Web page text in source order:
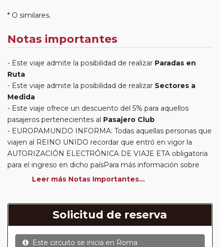
* O similares.
Notas importantes
Este viaje admite la posibilidad de realizar Paradas en
Ruta
Este viaje admite la posibilidad de realizar Sectores a
Medida
Este viaje ofrece un descuento del 5% para aquellos
pasajeros pertenecientes al Pasajero Club
EUROPAMUNDO INFORMA: Todas aquellas personas que
viajen al REINO UNIDO recordar que entró en vigor la
AUTORIZACIÓN ELECTRÓNICA DE VIAJE ETA obligatoria
para el ingreso en dicho paísPara más información sobre
este requisito y cómo realizar su solicitud, le invitamos a
authorisation-eta
Circuitos con Avión incluido:En aquellos circuitos que
tienen vuelos internos incluidos, hay una fecha límite para
poder emitir billetes. Las reservas/emisión de los vuelos se
Leer más Notas Importantes...
Solicitud de reserva
Este circuito se inicia en Roma